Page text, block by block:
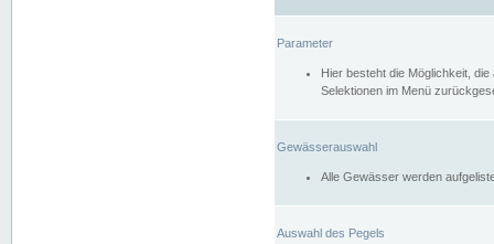
Parameter
Hier besteht die Möglichkeit,
Selektionen im Menü
Gewässerauswahl
Alle Gewässer werden
Auswahl des Pegels